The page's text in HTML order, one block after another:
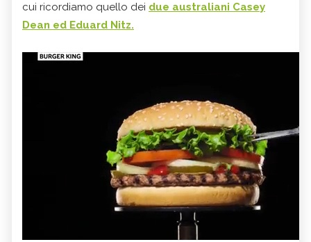
cui ricordiamo quello dei due australiani Casey
Dean ed Eduard Nitz.